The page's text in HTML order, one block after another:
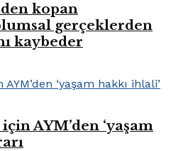
kopan
gerçeklerden
kaybeder
AYM’den ‘yaşam